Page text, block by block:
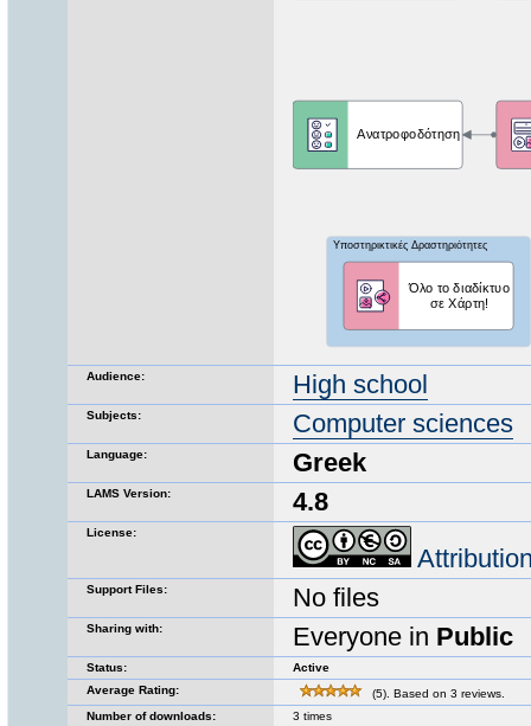
Audience: High school
Subjects: Computer sciences
Language: Greek
LAMS Version: 4.8
License:
Support Files: No files
Sharing with: Everyone in Public
Status:
Active
Average Rating:
(5). Based on 3 reviews.
Number of downloads:
3 times